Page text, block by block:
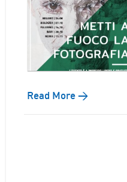
Read More →